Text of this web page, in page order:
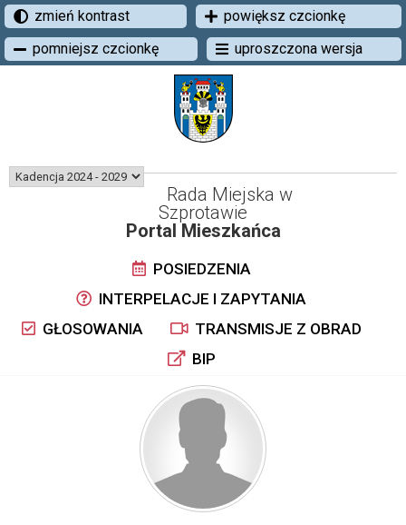
zmień kontrast
powiększ czcionkę
pomniejsz czcionkę
uproszczona wersja
Rada Miejska w
Szprotawie
Portal Mieszkańca
POSIEDZENIA
INTERPELACJE I ZAPYTANIA
GŁOSOWANIA
TRANSMISJE Z OBRAD
BIP